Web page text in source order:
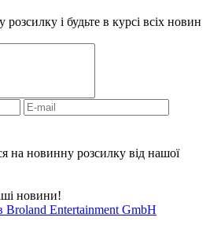
і будьте в курсі всіх новин
на новинну розсилку від нашої
новини!